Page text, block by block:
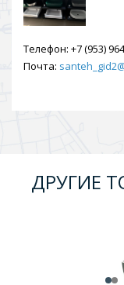
Телефон: +7 (953)
Почта:
ДРУГИЕ